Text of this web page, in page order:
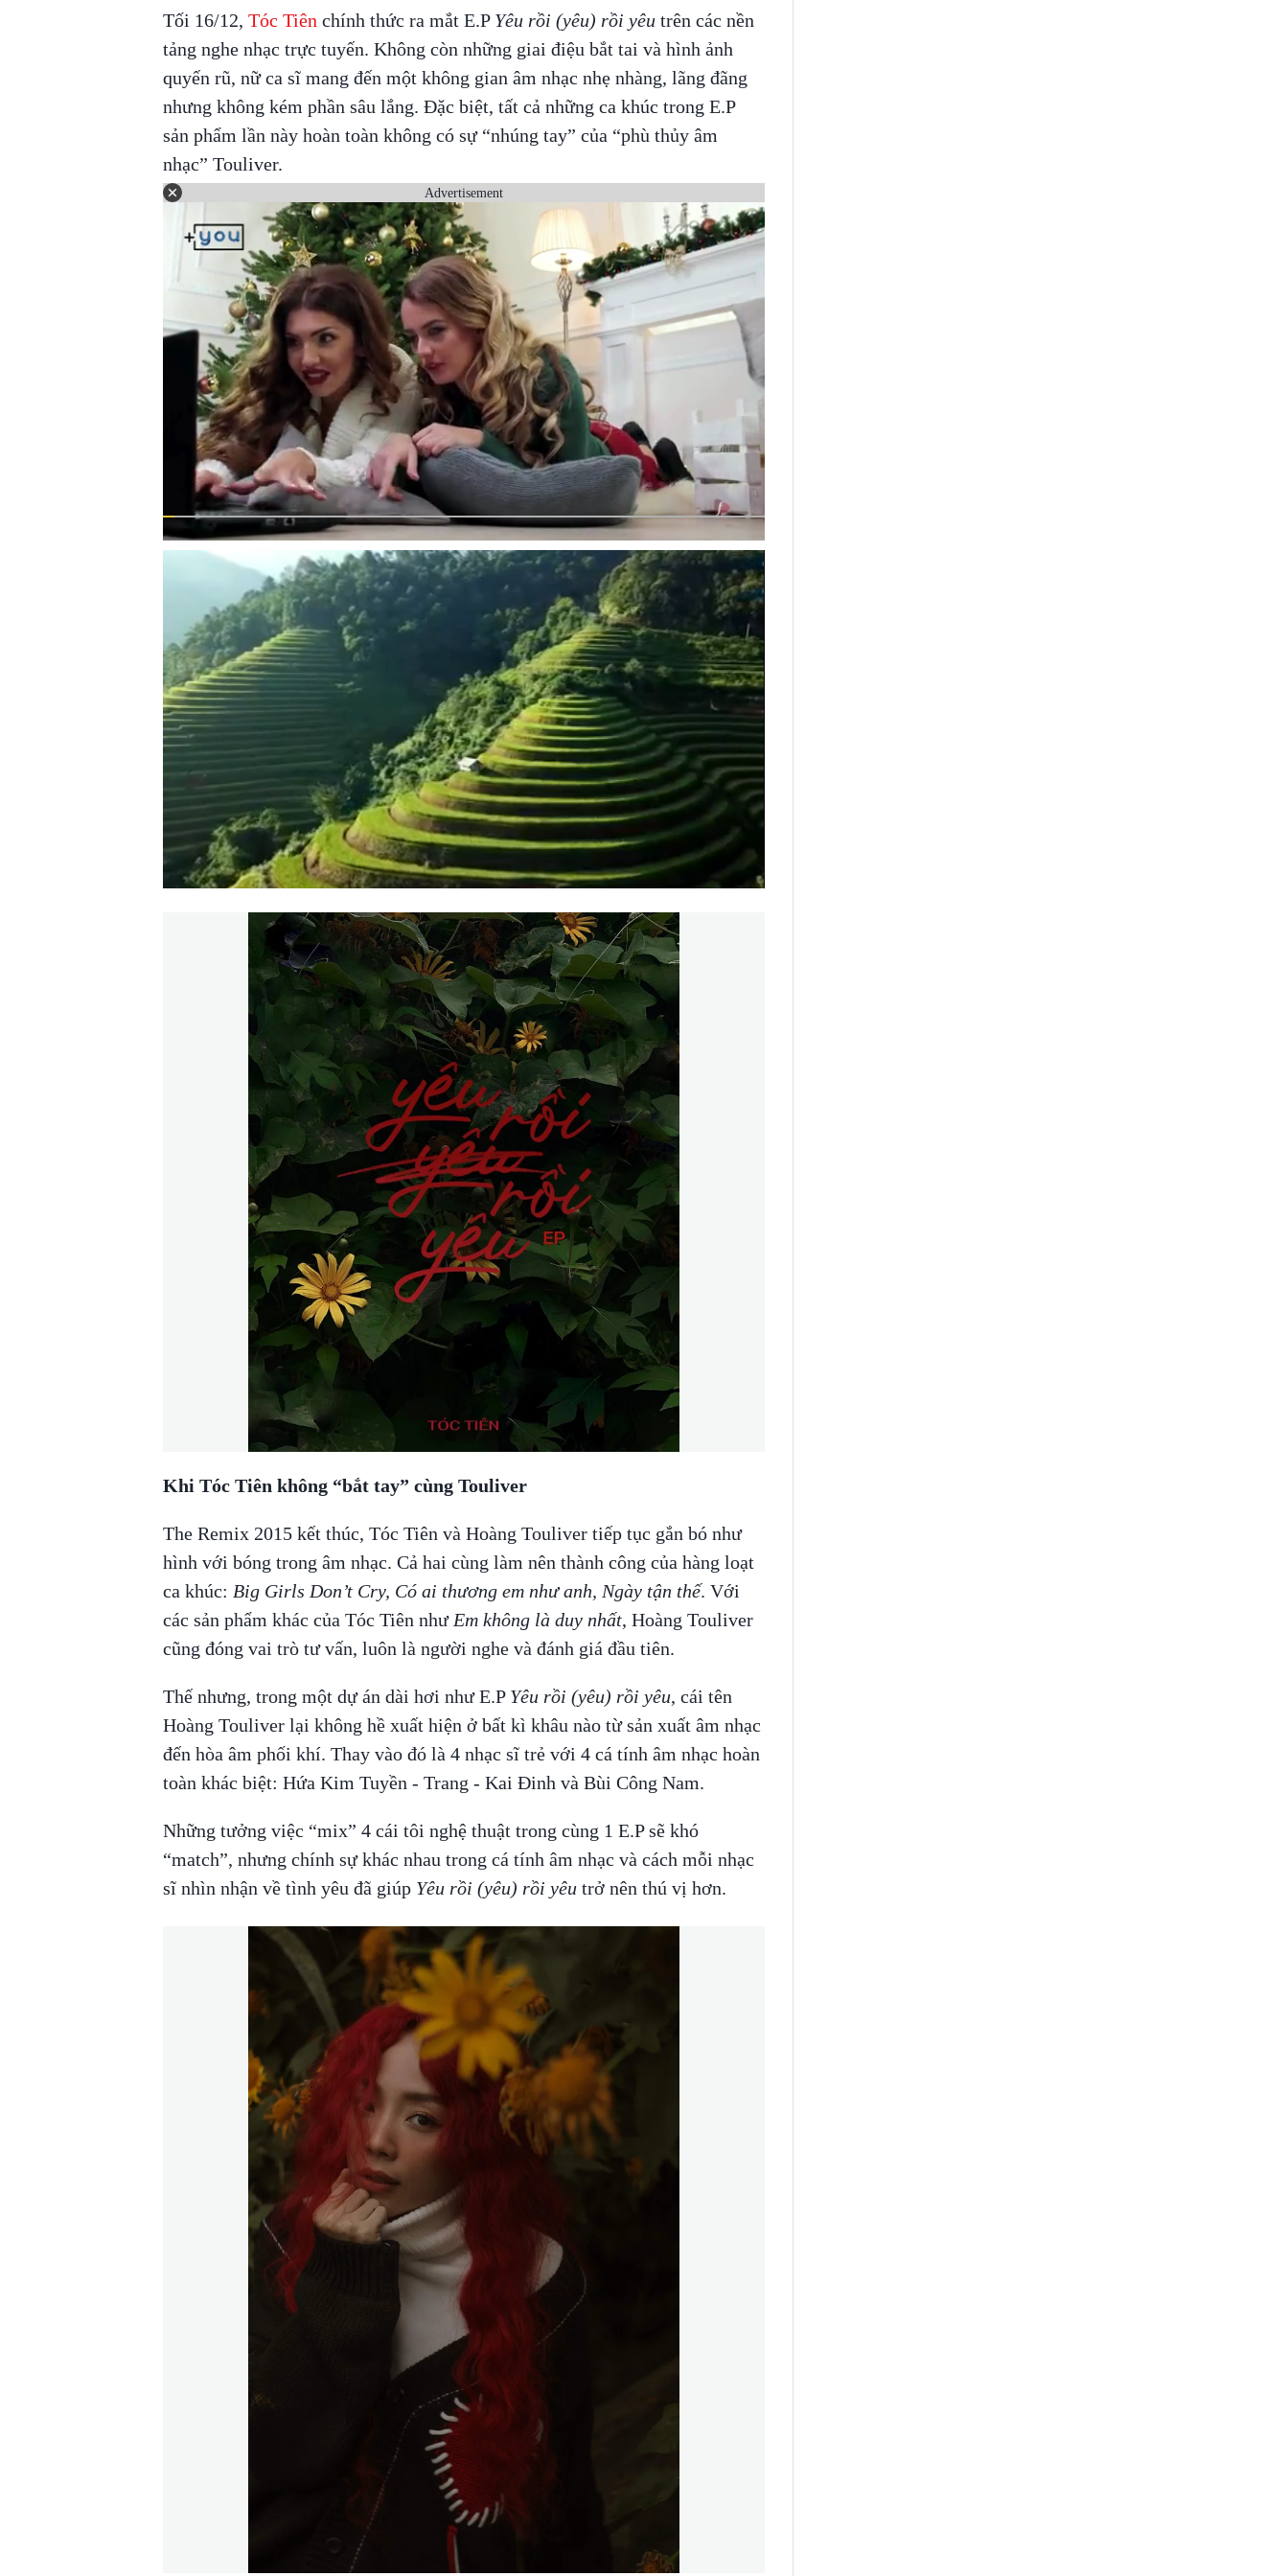
Tối 16/12, Tóc Tiên chính thức ra mắt E.P Yêu rồi (yêu) rồi yêutrên các nền
tảng nghe nhạc trực tuyến. Không còn những giai điệu bắt tai và hình ảnh
quyến rũ, nữ ca sĩ mang đến một không gian âm nhạc nhẹ nhàng, lãng đãng
nhưng không kém phần sâu lắng. Đặc biệt, tất cả những ca khúc trong E.P
sản phẩm lần này hoàn toàn không có sự “nhúng tay” của “phù thủy âm
nhạc” Touliver.
Advertisement
Khi Tóc Tiên không “bắt tay” cùng Touliver
The Remix 2015 kết thúc, Tóc Tiên và Hoàng Touliver tiếp tục gắn bó như
hình với bóng trong âm nhạc. Cả hai cùng làm nên thành công của hàng loạt
ca khúc: Big Girls Don’t Cry, Có ai thương em như anh, Ngày tận thế. Với
các sản phẩm khác của Tóc Tiên như Em không là duy nhất, Hoàng Touliver
cũng đóng vai trò tư vấn, luôn là người nghe và đánh giá đầu tiên.
Thế nhưng, trong một dự án dài hơi như E.P Yêu rồi (yêu) rồi yêu, cái tên
Hoàng Touliver lại không hề xuất hiện ở bất kì khâu nào từ sản xuất âm nhạc
đến hòa âm phối khí. Thay vào đó là 4 nhạc sĩ trẻ với 4 cá tính âm nhạc hoàn
toàn khác biệt: Hứa Kim Tuyền - Trang - Kai Đinh và Bùi Công Nam.
Những tưởng việc “mix” 4 cái tôi nghệ thuật trong cùng 1 E.P sẽ khó
“match”, nhưng chính sự khác nhau trong cá tính âm nhạc và cách mỗi nhạc
sĩ nhìn nhận về tình yêu đã giúp Yêu rồi (yêu) rồi yêutrở nên thú vị hơn.